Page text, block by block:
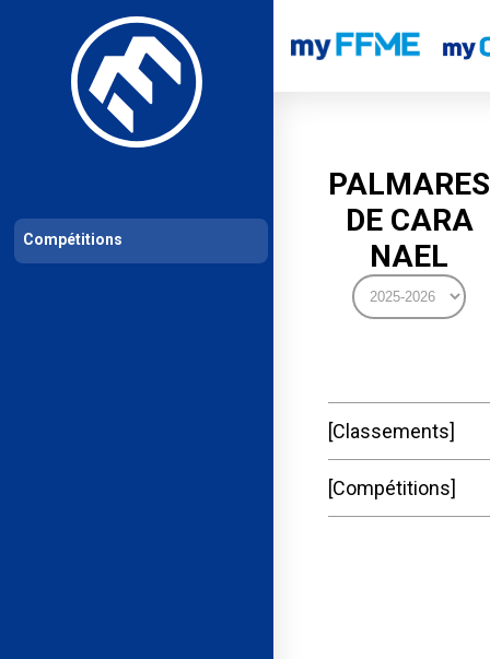
Les compétitions Calendrier de compétitions Classements
PALMARES
DE CARA
NAEL
Classements
Compétitions
Compétitions